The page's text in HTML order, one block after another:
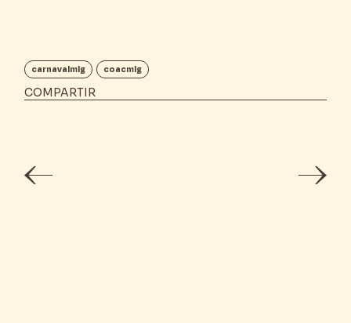
carnavalmlg coacmlg
COMPARTIR